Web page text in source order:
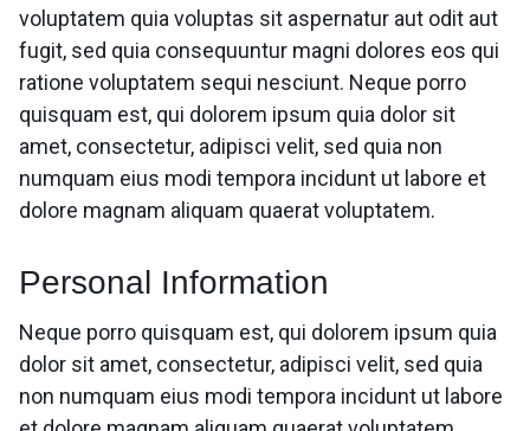
voluptatem quia voluptas sit aspernatur aut odit aut
fugit, sed quia consequuntur magni dolores eos qui
ratione voluptatem sequi nesciunt. Neque porro
quisquam est, qui dolorem ipsum quia dolor sit
amet, consectetur, adipisci velit, sed quia non
numquam eius modi tempora incidunt ut labore et
dolore magnam aliquam quaerat voluptatem.
Personal Information
Neque porro quisquam est, qui dolorem ipsum quia
dolor sit amet, consectetur, adipisci velit, sed quia
non numquam eius modi tempora incidunt ut labore